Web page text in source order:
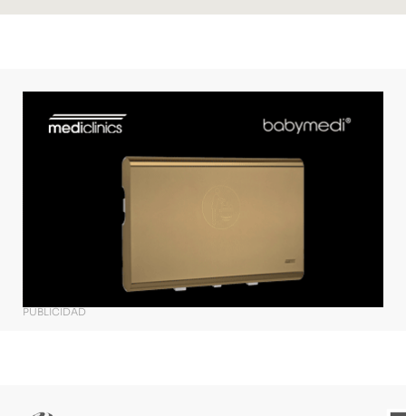
PUBLICIDAD